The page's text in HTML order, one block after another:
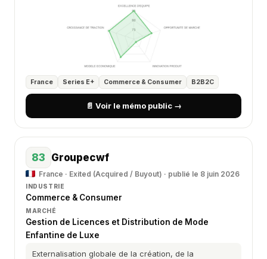
France Series E+ Commerce & Consumer B2B2C
📄 Voir le mémo public →
83 Groupecwf
France · Exited (Acquired / Buyout) · publié le 8 juin 2026
INDUSTRIE
Commerce & Consumer
MARCHÉ
Gestion de Licences et Distribution de Mode
Enfantine de Luxe
Externalisation globale de la création, de la